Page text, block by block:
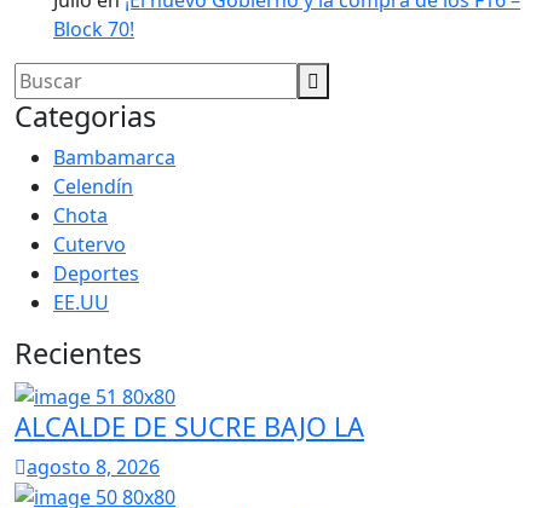
Block 70!
Categorias
Bambamarca
Celendín
Chota
Cutervo
Deportes
EE.UU
Recientes
ALCALDE DE SUCRE BAJO LA
agosto 8, 2026